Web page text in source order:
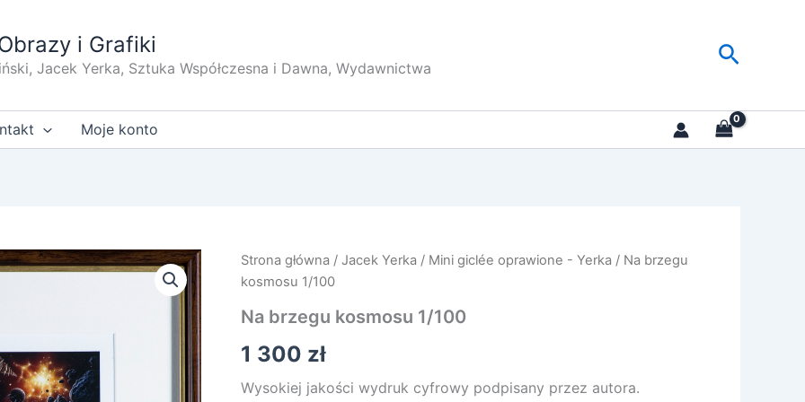
i Grafiki
Jacek Yerka, Sztuka Współczesna i Dawna, Wydawnictwa
Szukaj
Moje konto
Strona główna /Jacek Yerka / Mini giclée oprawione - Yerka / Na brzegu
kosmosu 1/100
Na brzegu kosmosu 1/100
1 300 zł
Wysokiej jakości wydruk cyfrowy podpisany przez autora.